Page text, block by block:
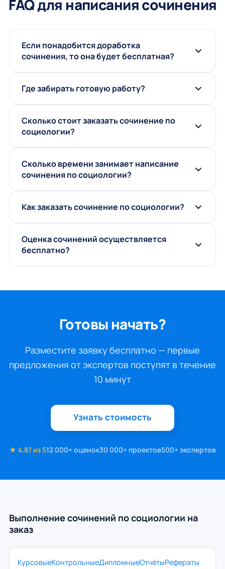
FAQ для написания сочинения
Если понадобится доработка
сочинения, то она будет бесплатная?
Где забирать готовую работу?
Сколько стоит заказать сочинение по
социологии?
Сколько времени занимает написание
сочинения по социологии?
Как заказать сочинение по социологии?
Оценка сочинений осуществляется
бесплатно?
Готовы начать?
Разместите заявку бесплатно — первые
предложения от экспертов поступят в течение
10 минут
Узнать стоимость
★ 4.87 из 512 000+ оценок30 000+ проектов500+ экспертов
Выполнение сочинений по социологии на
заказ
КурсовыеКонтрольныеДипломныеОтчётыРефераты